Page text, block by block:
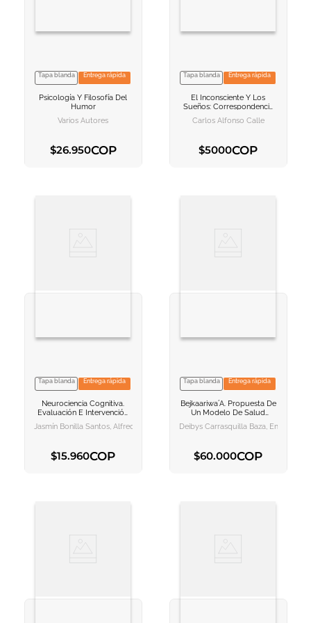
VER INFORMACION
AGREGAR AL
Tapa blanda Entrega rápida
Psicología Y Filosofía Del
Humor
Varios Autores
$26.950COP
VER INFORMACION
AGREGAR AL
Tapa blanda Entrega rápida
El Inconsciente Y Los
Sueños: Correspondencia
Con El Hades Griego
Carlos Alfonso Calle
$5000COP
VER INFORMACION
AGREGAR AL
Tapa blanda Entrega rápida
Neurociencia Cognitiva.
Evaluación E Intervención
En Daño Cerebral Por
Trauma Craneoencefálico
Jasmín Bonilla Santos, Alfredis González Hernández, Ángela Magnolia Ríos
$15.960COP
VER INFORMACION
AGREGAR AL
Tapa blanda Entrega rápida
Bejkaariwa´a. Propuesta De
Un Modelo De Salud
Intercultural Del Pueblo
Ette Ennaka
Deibys Carrasquilla Baza, Emy
$60.000COP